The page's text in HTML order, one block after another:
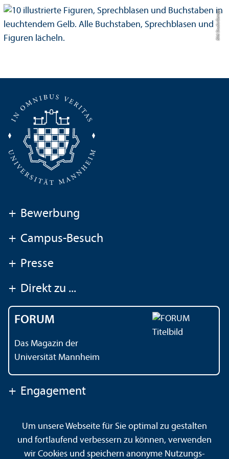
Bild: Studio Garage
+ Bewerbung
+ Campus-Besuch
+ Presse
+ Direkt zu ...
FORUM
Das Magazin der
Universität Mannheim
+ Engagement
Kontakt Impressum Datenschutz
Barrierefreiheit
Gebärdensprache
Leichte Sprache
Sitemap
Um unsere Webseite für Sie optimal zu gestalten
und fortlaufend verbessern zu können, verwenden
wir Cookies und speichern anonyme Nutzungs­